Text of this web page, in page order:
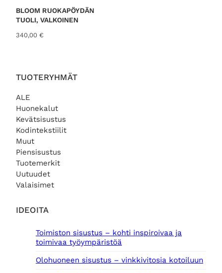
TUOTERYHMÄT
ALE
Huonekalut
Kevätsisustus
Kodintekstiilit
Muut
Piensisustus
Tuotemerkit
Uutuudet
Valaisimet
IDEOITA
Toimiston sisustus – kohti inspiroivaa ja
toimivaa työympäristöä
Olohuoneen sisustus – vinkkivitosia kotoiluun
BLOOM RUOKAPÖYDÄN
TUOLI, VALKOINEN
340,00 €